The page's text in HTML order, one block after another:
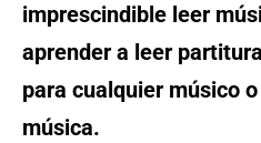
imprescindible leer
aprender a leer
para cualquier músico
música.